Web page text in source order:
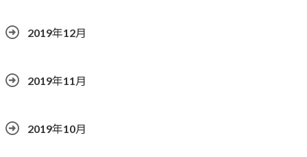
2019年12月
2019年11月
2019年10月